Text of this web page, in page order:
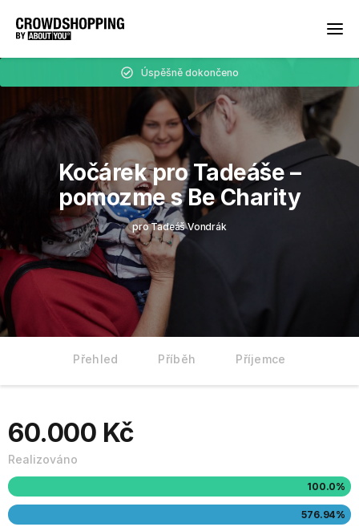
Úspěšně dokončeno
Kočárek pro Tadeáše –
pomozme s Be Charity
pro Tadeáš Vondrák
Přehled Příběh Příjemce
60.000 Kč
Realizováno
100.0%
576.94%